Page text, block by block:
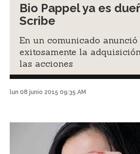
Bio Pappel ya es
Scribe
En un comunicado
exitosamente la
las acciones
lun 08 junio 2015 09:35 AM